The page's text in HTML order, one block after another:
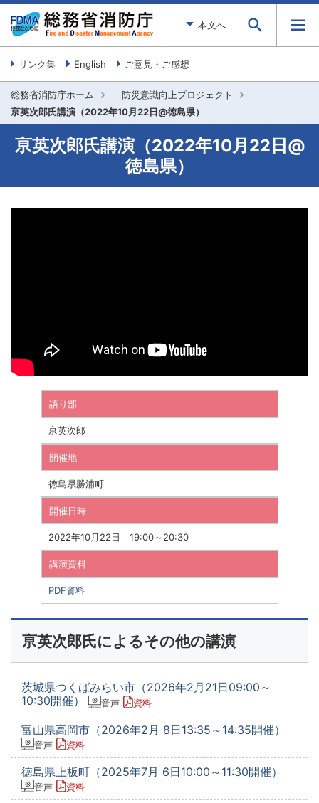
本文へ
リンク集 English ご意見・ご感想
総務省消防庁ホーム
防災意識向上プロジェクト
亰英次郎氏講演（2022年10月22日@徳島県）
亰英次郎氏講演（2022年10月22日@
徳島県）
語り部
亰英次郎
開催地
徳島県勝浦町
開催日時
2022年10月22日 19:00～20:30
講演資料
PDF資料
亰英次郎氏によるその他の講演
茨城県つくばみらい市（2026年2月21日09:00～
10:30開催）
音声 資料
富山県高岡市（2026年2月 8日13:35～14:35開催）
音声 資料
徳島県上板町（2025年7月 6日10:00～11:30開催）
音声 資料